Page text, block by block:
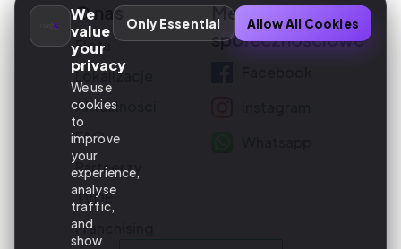
We
value
your
privacy
We use
cookies
to
improve
your
experience,
analyse
traffic,
and
show
Only Essential Allow All Cookies
O nas
Flota
Lokalizacje
Aktualności
FAQ
Partnerzy
TVDE
Franchising
Media
społecznościowe